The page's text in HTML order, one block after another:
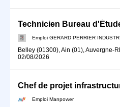
Emploi GERARD PERRIER
Belley (01300), Ain (01), Auvergne-
02/08/2026
Chef de projet
Emploi Manpower